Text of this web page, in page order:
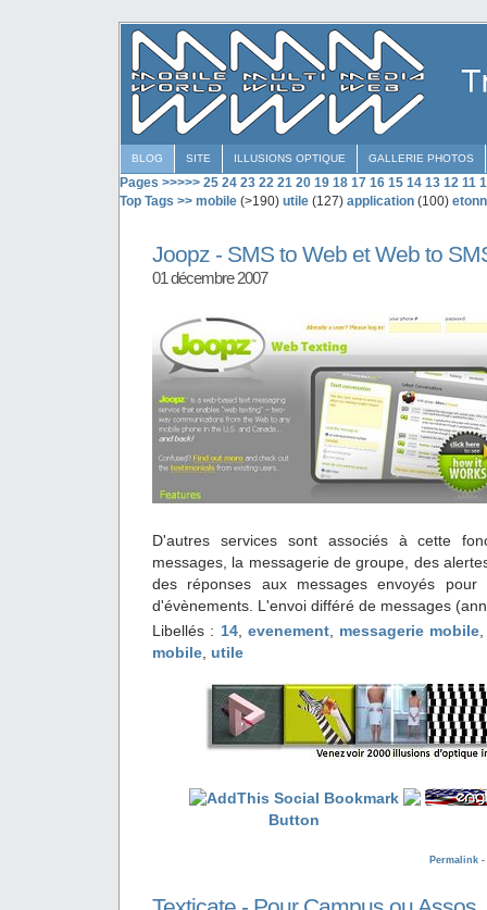
BLOG SITE ILLUSIONS OPTIQUE GALLERIE PHOTOS
Pages >>>>> 25 24 23 22 21 20 19 18 17 16 15 14 13 12 11
Top Tags >> mobile (>190) utile (127) application (100)
Joopz - SMS to Web et Web to
01 décembre 2007
D'autres services sont associés à cette
messages, la messagerie de groupe, des
des réponses aux messages envoyés
d'évènements. L'envoi différé de messages
Libellés : 14, evenement, messagerie mobile
mobile utile
Permalink -